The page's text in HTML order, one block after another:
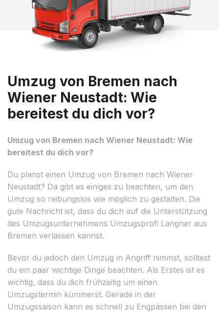
Umzug von Bremen nach
Wiener Neustadt: Wie
bereitest du dich vor?
Umzug von Bremen nach Wiener Neustadt: Wie
bereitest du dich vor?
Du planst einen Umzug von Bremen nach Wiener
Neustadt? Da gibt es einiges zu beachten, um den
Umzug so reibungslos wie möglich zu gestalten. Die
gute Nachricht ist, dass du dich auf die Unterstützung
des Umzugsunternehmens Umzugsprofi Langner aus
Bremen verlassen kannst.
Bevor du jedoch den Umzug in Angriff nimmst, solltest
du ein paar wichtige Dinge beachten. Als Erstes ist es
wichtig, dass du dich frühzeitig um einen
Umzugstermin kümmerst. Gerade in der
Umzugssaison kann es schnell zu Engpässen bei den